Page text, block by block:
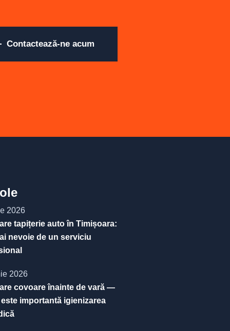
Contactează-ne acum
2026
tapițerie auto în Timișoara:
nevoie de un serviciu
2026
covoare înainte de vară —
importantă igienizarea